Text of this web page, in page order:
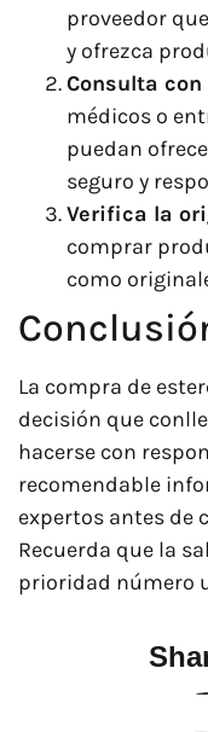
proveedor
y ofrezca
Consulta
médicos o
puedan
seguro y
Verifica la
comprar
como
La compra de
decisión que
hacerse con
recomendable
expertos antes de
Recuerda que la
prioridad número